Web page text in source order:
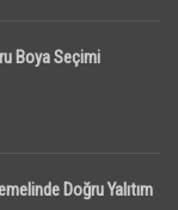
Boya Seçimi
Doğru Yalıtım